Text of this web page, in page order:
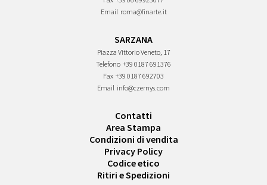
Email roma@finarte.it
SARZANA
Piazza Vittorio Veneto, 17
Telefono +39 0187 691376
Fax +39 0187 692703
Email info@czernys.com
Contatti
Area Stampa
Condizioni di vendita
Privacy Policy
Codice etico
Ritiri e Spedizioni